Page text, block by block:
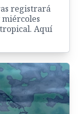
registrará
Aquí